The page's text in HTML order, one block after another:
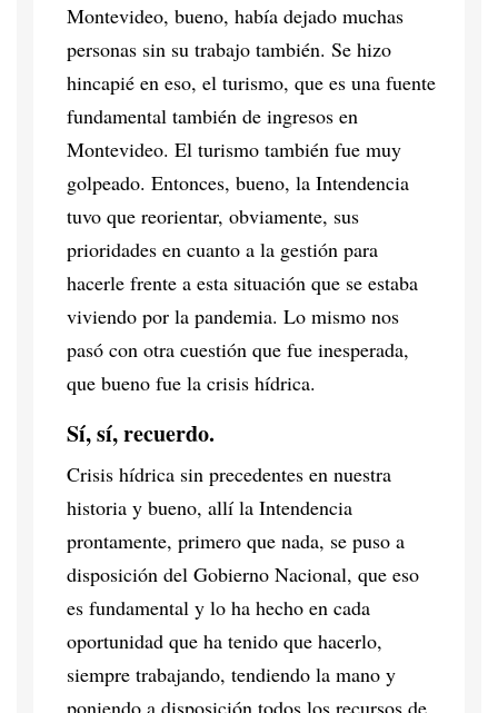
Montevideo, bueno, había dejado muchas
personas sin su trabajo también. Se hizo
hincapié en eso, el turismo, que es una fuente
fundamental también de ingresos en
Montevideo. El turismo también fue muy
golpeado. Entonces, bueno, la Intendencia
tuvo que reorientar, obviamente, sus
prioridades en cuanto a la gestión para
hacerle frente a esta situación que se estaba
viviendo por la pandemia. Lo mismo nos
pasó con otra cuestión que fue inesperada,
que bueno fue la crisis hídrica.
Sí, sí, recuerdo.
Crisis hídrica sin precedentes en nuestra
historia y bueno, allí la Intendencia
prontamente, primero que nada, se puso a
disposición del Gobierno Nacional, que eso
es fundamental y lo ha hecho en cada
oportunidad que ha tenido que hacerlo,
siempre trabajando, tendiendo la mano y
poniendo a disposición todos los recursos de